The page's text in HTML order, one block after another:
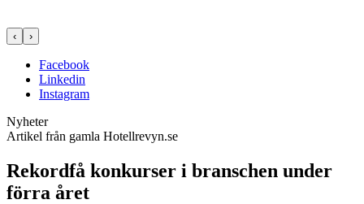
‹ ›
Facebook
Linkedin
Instagram
Nyheter
Artikel från gamla Hotellrevyn.se
Rekordfå konkurser i branschen under
förra året